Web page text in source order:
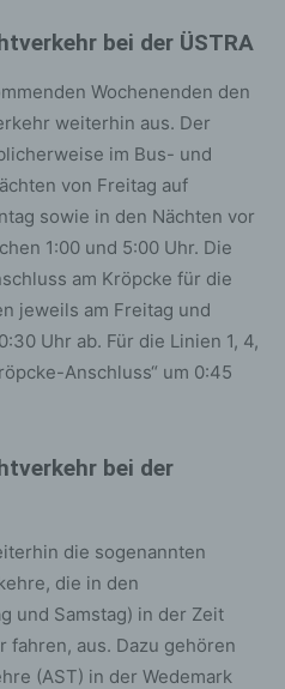
bei der ÜSTRA
Wochenenden den
weiterhin aus. Der
im Bus- und
von Freitag auf
sowie in den Nächten vor
1:00 und 5:00 Uhr. Die
am Kröpcke für die
jeweils am Freitag und
Uhr ab. Für die Linien 1, 4,
Anschluss“ um 0:45
bei der
die sogenannten
die in den
und Samstag) in der Zeit
fahren, aus. Dazu gehören
(AST) in der Wedemark